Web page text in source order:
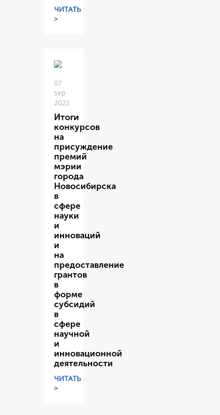
ЧИТАТЬ
>
07
sep
2022
Итоги
конкурсов
на
присуждение
премий
мэрии
города
Новосибирска
в
сфере
науки
и
инноваций
и
на
предоставление
грантов
в
форме
субсидий
в
сфере
научной
и
инновационной
деятельности
ЧИТАТЬ
>